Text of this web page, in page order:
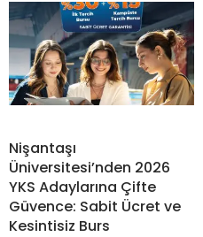
Nişantaşı
Üniversitesi’nden 2026
YKS Adaylarına Çifte
Güvence: Sabit Ücret ve
Kesintisiz Burs